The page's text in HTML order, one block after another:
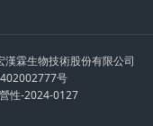
霖生物技術股份有限公司
号
性-2024-0127